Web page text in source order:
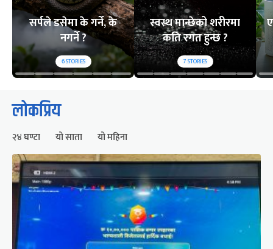
सर्पले डसेमा के गर्ने, के
नगर्ने ?
6STORIES
स्वस्थ मान्छेको शरीरमा
कति रगत हुन्छ ?
7STORIES
लोकप्रिय
२४ घण्टा यो साता यो महिना